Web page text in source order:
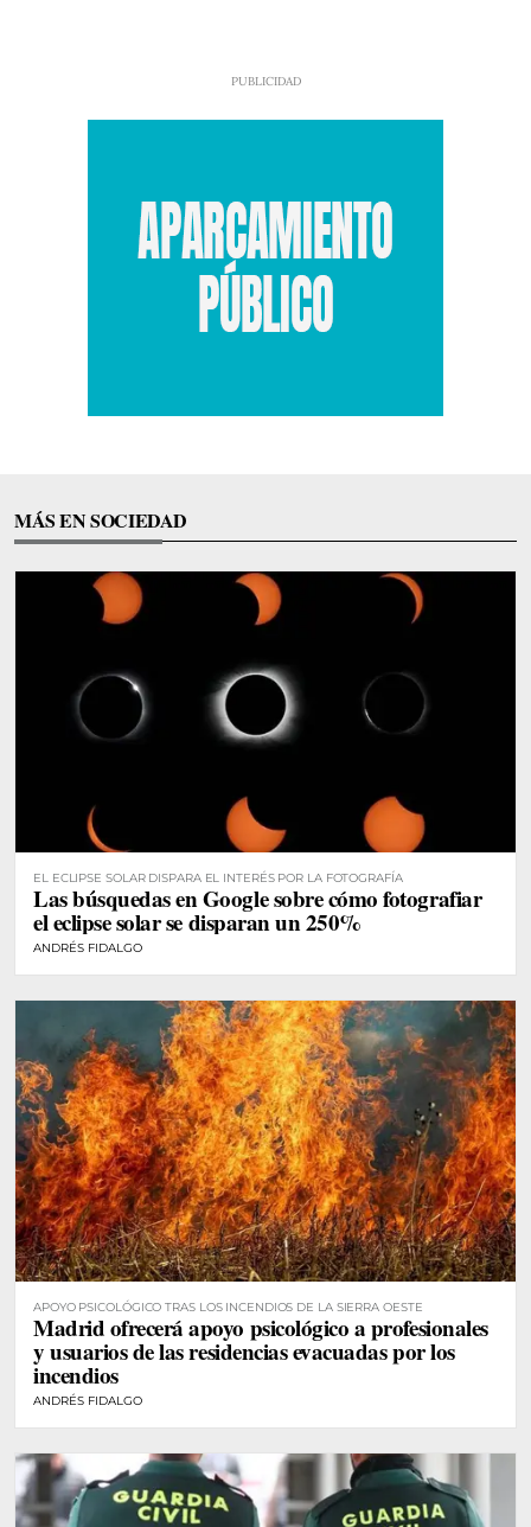
MÁS EN SOCIEDAD
EL ECLIPSE SOLAR DISPARA EL INTERÉS POR LA FOTOGRAFÍA
Las búsquedas en Google sobre cómo fotografiar
el eclipse solar se disparan un 250%
ANDRÉS FIDALGO
APOYO PSICOLÓGICO TRAS LOS INCENDIOS DE LA SIERRA OESTE
Madrid ofrecerá apoyo psicológico a profesionales
y usuarios de las residencias evacuadas por los
incendios
ANDRÉS FIDALGO